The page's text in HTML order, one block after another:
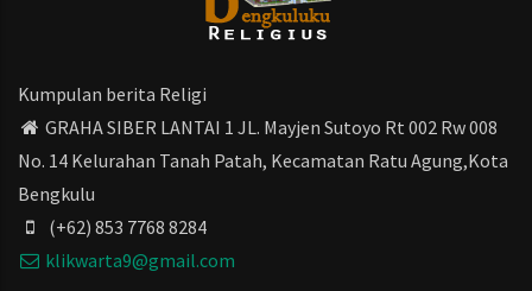
Kumpulan berita Religi
GRAHA SIBER LANTAI 1 JL. Mayjen Sutoyo Rt 002 Rw 008
No. 14 Kelurahan Tanah Patah, Kecamatan Ratu Agung,Kota
Bengkulu
(+62) 853 7768 8284
klikwarta9@gmail.com